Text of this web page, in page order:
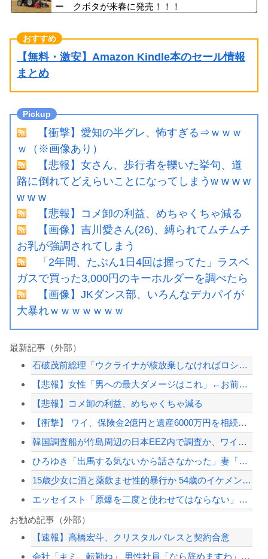
ー クボタが来春に発売！！！
【無料・激安】Amazon Kindle本のセール情報
まとめ
【衝撃】愛知の半グレ、怖すぎる⇒ｗｗｗ
ｗ（※画像あり）
【悲報】女さん、歩行者を轢いた挙句、道
路に倒れてどえらいことになってしまうw w w w
w w w
【悲報】コメ卸の利益、めちゃくちゃ減る
【画像】吉川愛さん(26)、縛られてムチムチ
お乳が強調されてしまう
「2年間、たぶん1日4回は握ってた」ラスベ
ガスで買った3,000円のキーホルダーを調べたら
【画像】JKダンス部、いろんなデカパイが
大暴れｗｗｗｗｗｗｗ
最新記事（外部）
石破茂前総理「ウクライナが核放棄しなければロシア侵攻しなかった」！
【悲報】女性「男への最大ダメージはこれ」←お前ら耐えられる？
【悲報】コメ卸の利益、めちゃくちゃ減る
【衝撃】 ワイ、保険金2億円と遺産6000万円を相続したら「こう」なった・・・
韓国調査船が竹島周辺の日本EEZ内で調査か、ワイヤのようなもの海中に投入…外務省...
ひろゆき「出馬する気ないから話さなかった」妻「それでも不誠実だろ」→離婚協議へｗ...
15歳少女に酒と薬飲ませ性的暴行か 54歳のイケメン逮捕
エッセイスト「原爆を二度と使わせてはならない」⇒「もちろん中国の核も非難する？」...
PTA会長「PTA参加拒否した親へ最終警告。こうなってもいい？」
お勧め記事（外部）
【速報】高橋宏斗、クリスタルパレスと契約合意
会社「キミ、転勤ね」 男性社員「なら辞めますわ」 → 凄いことになるｗｗｗｗｗｗ